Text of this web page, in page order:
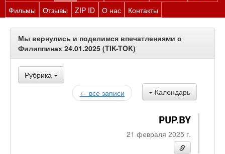
Фильмы
Отзывы ZIP ID О нас Контакты
Мы вернулись и поделимся впечатлениями о
Филиппинах 24.01.2025 (TIK-TOK)
Рубрика
Календарь
← все записи
PUP.BY
21 февраля 2025 г.